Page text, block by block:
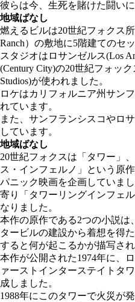
彼らは今、生死を賭けた闘いに
地域ばなし
燃えるビルは20世紀フォクス
Ranch）の敷地に5階建てのセ
スタジオはロサンゼルス(Los
(Century City)の20世紀フォッ
Studios)が使われました。
ロケはカリフォルニア州サン
れています。
また、サンフランシスコやロ
しています。
地域ばなし
20世紀フォクスは「タワー」
ス・インフェルノ」という原
パニック映画を企画していま
寄り「タワーリングインフェ
なりました。
本作の原作である2つの小説は
タービルの建設から着想を得
すると何が起こるかが描写され
本作が公開された1974年に、
ァーストインターステイトタワ
成しました。
1988年にこのタワーで火災が